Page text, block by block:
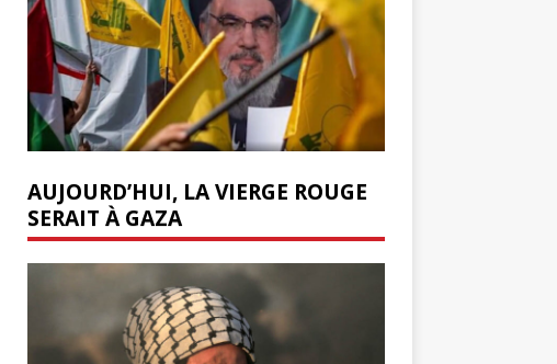
AUJOURD’HUI, LA VIERGE ROUGE
SERAIT À GAZA